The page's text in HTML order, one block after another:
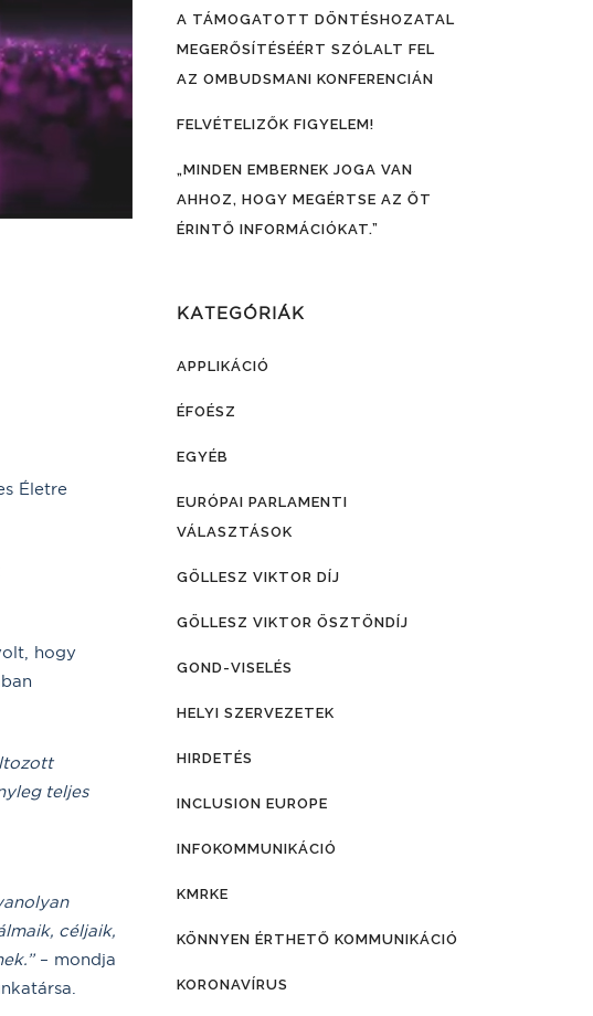
Életre
hogy
teljes
céljaik,
– mondja
A TÁMOGATOTT DÖNTÉSHOZATAL
MEGERŐSÍTÉSÉÉRT SZÓLALT FEL
AZ OMBUDSMANI KONFERENCIÁN
FELVÉTELIZŐK FIGYELEM!
„MINDEN EMBERNEK JOGA VAN
AHHOZ, HOGY MEGÉRTSE AZ ŐT
ÉRINTŐ INFORMÁCIÓKAT.”
KATEGÓRIÁK
APPLIKÁCIÓ
ÉFOÉSZ
EGYÉB
EURÓPAI PARLAMENTI
VÁLASZTÁSOK
GÖLLESZ VIKTOR DÍJ
GÖLLESZ VIKTOR ÖSZTÖNDÍJ
GOND-VISELÉS
HELYI SZERVEZETEK
HIRDETÉS
INCLUSION EUROPE
INFOKOMMUNIKÁCIÓ
KMRKE
KÖNNYEN ÉRTHETŐ KOMMUNIKÁCIÓ
KORONAVÍRUS